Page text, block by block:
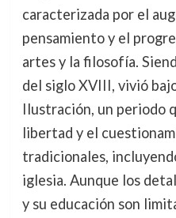
caracterizada por el
pensamiento y el
artes y la filosofía.
del siglo XVIII, vivió
Ilustración, un periodo
libertad y el
tradicionales,
iglesia. Aunque los
y su educación son